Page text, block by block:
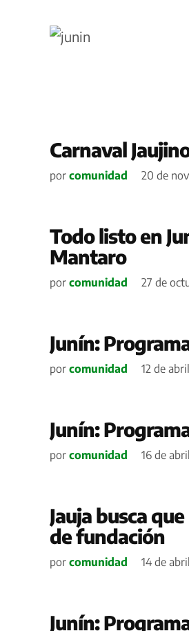
Carnaval
por comunidad 20 de
Todo listo en
Mantaro
por comunidad 27 de
Junín:
por comunidad 12 de
Junín:
por comunidad 16 de
Jauja busca
de fundación
por comunidad 14 de
Junín: